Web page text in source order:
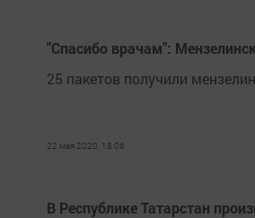
"Спасибо врачам":
25 пакетов получили
22 мая 2020, 18:06
В Республике Татарстан